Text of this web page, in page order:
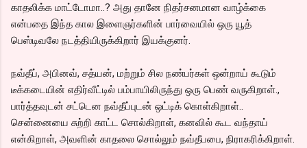
காதலிக்க மாட்டோமா..? அது தானே நிதர்சனமான வாழ்க்கை
என்பதை இந்த கால இளைஞர்களின் பார்வையில் ஒரு யூத்
பெஸ்டிவலே நடத்தியிருக்கிறார் இயக்குனர்.
நவ்தீப், அபினவ், சத்யன், மற்றும் சில நண்பர்கள் ஒன்றாய் கூடும்
டீக்கடையின் எதிர்வீட்டில் பம்பாயிலிருந்து ஒரு பெண் வருகிறாள்.,
பார்த்தவுடன் சட்டென நவ்தீப்புடன் ஒட்டிக் கொள்கிறாள்..
சென்னையை சுற்றி காட்ட சொல்கிறாள், கனவில் கூட வந்தாய்
என்கிறாள், அவளின் காதலை சொல்லும் நவ்தீபபை, நிராகரிக்கிறாள்.